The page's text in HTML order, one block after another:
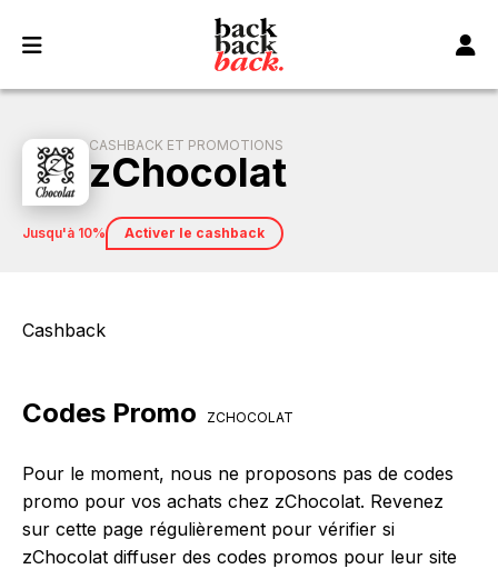
CASHBACK ET PROMOTIONS
zChocolat
jusqu'à 10% Activer le cashback
Cashback
Codes Promo ZCHOCOLAT
Pour le moment, nous ne proposons pas de codes
promo pour vos achats chez zChocolat. Revenez
sur cette page régulièrement pour vérifier si
zChocolat diffuser des codes promos pour leur site